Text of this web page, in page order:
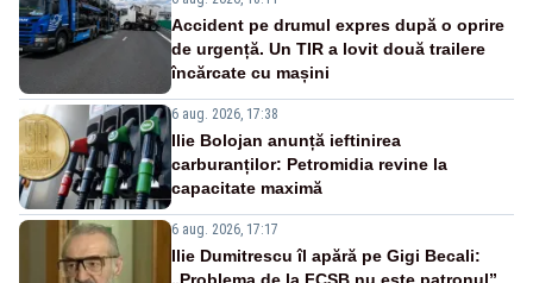
Accident pe drumul expres după o oprire
de urgență. Un TIR a lovit două trailere
încărcate cu mașini
6 aug. 2026, 17:38
Ilie Bolojan anunță ieftinirea
carburanților: Petromidia revine la
capacitate maximă
6 aug. 2026, 17:17
Ilie Dumitrescu îl apără pe Gigi Becali:
„Problema de la FCSB nu este patronul”